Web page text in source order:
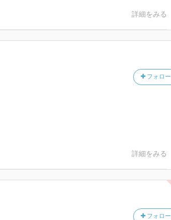
詳細をみる
フォロー
詳細をみる
フォロー